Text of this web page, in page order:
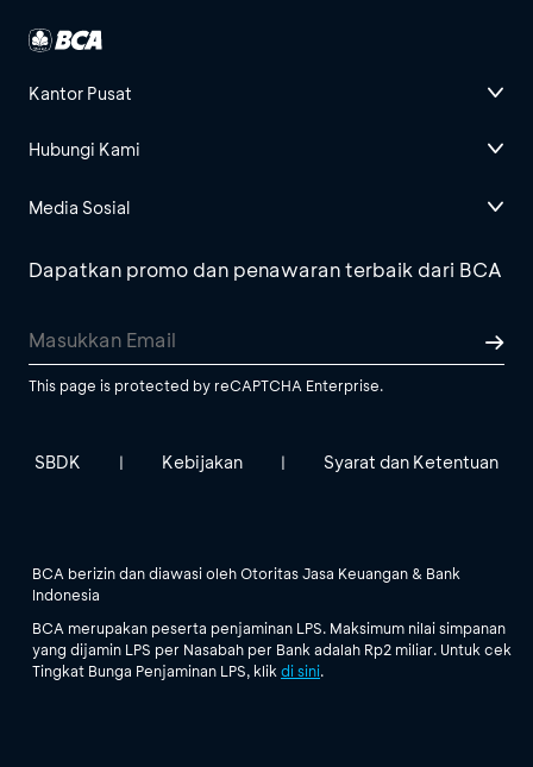
Kantor Pusat
Hubungi Kami
Media Sosial
Dapatkan promo dan penawaran terbaik dari BCA
This page is protected by reCAPTCHA Enterprise.
SBDK | Kebijakan | Syarat dan Ketentuan
BCA berizin dan diawasi oleh Otoritas Jasa Keuangan & Bank
Indonesia
BCA merupakan peserta penjaminan LPS. Maksimum nilai simpanan
yang dijamin LPS per Nasabah per Bank adalah Rp2 miliar. Untuk cek
Tingkat Bunga Penjaminan LPS, klik di sini.